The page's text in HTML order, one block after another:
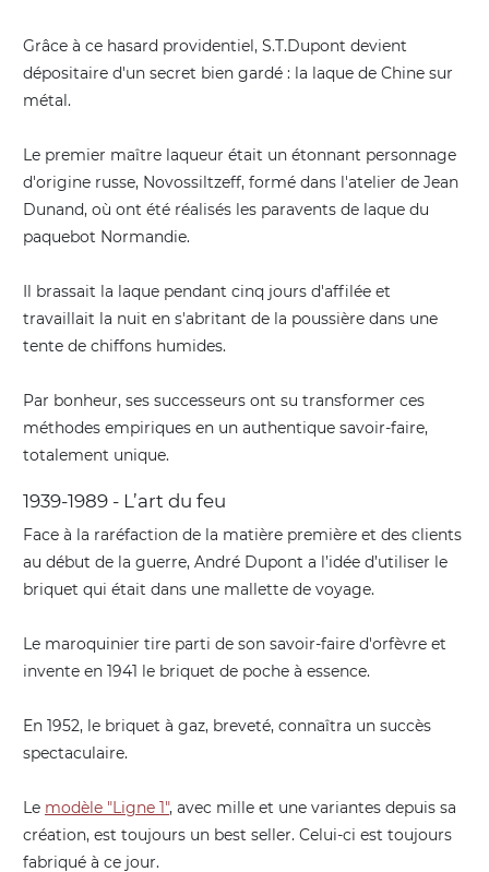
Grâce à ce hasard providentiel, S.T.Dupont devient
dépositaire d'un secret bien gardé : la laque de Chine sur
métal.
Le premier maître laqueur était un étonnant personnage
d'origine russe, Novossiltzeff, formé dans l'atelier de Jean
Dunand, où ont été réalisés les paravents de laque du
paquebot Normandie.
Il brassait la laque pendant cinq jours d'affilée et
travaillait la nuit en s'abritant de la poussière dans une
tente de chiffons humides.
Par bonheur, ses successeurs ont su transformer ces
méthodes empiriques en un authentique savoir-faire,
totalement unique.
1939-1989 - L’art du feu
Face à la raréfaction de la matière première et des clients
au début de la guerre, André Dupont a l’idée d’utiliser le
briquet qui était dans une mallette de voyage.
Le maroquinier tire parti de son savoir-faire d'orfèvre et
invente en 1941 le briquet de poche à essence.
En 1952, le briquet à gaz, breveté, connaîtra un succès
spectaculaire.
Le modèle "Ligne 1", avec mille et une variantes depuis sa
création, est toujours un best seller. Celui-ci est toujours
fabriqué à ce jour.